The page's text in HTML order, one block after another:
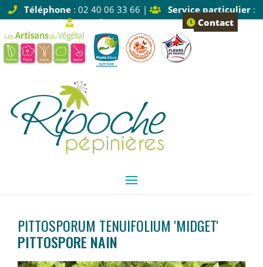
Téléphone: 02 40 06 33 66 | Service particulier:
Tapez 1 |
Service pro: Tapez 2 Contact
PITTOSPORUM TENUIFOLIUM 'MIDGET'
PITTOSPORE NAIN